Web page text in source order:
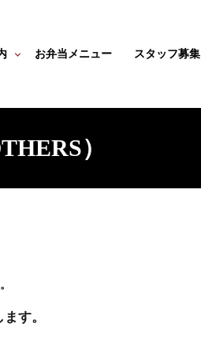
お弁当メニュー スタッフ募集
）
す。